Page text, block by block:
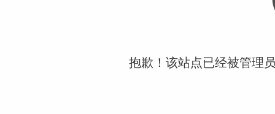
抱歉！该站点已经被管理